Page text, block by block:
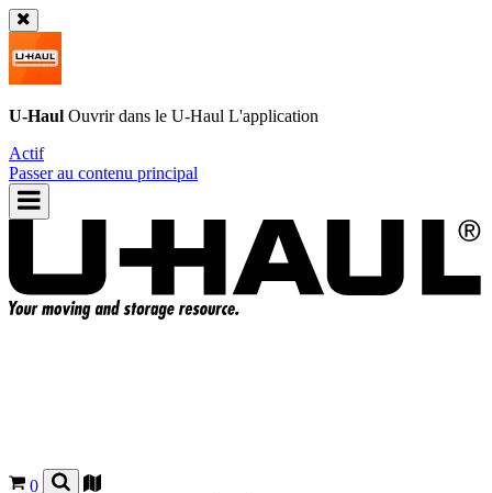
U-Haul Ouvrir dans le U-Haul L'application
Actif
Passer au contenu principal
0